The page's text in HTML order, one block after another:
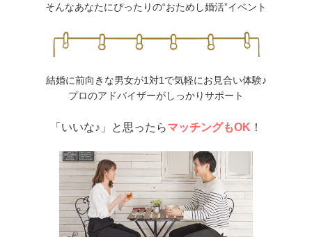
そんなあなたにぴったりの“おためし婚活”イベント
結婚に前向きな男女が1対1で気軽にお見合い体験♪
プロのアドバイザーがしっかりサポート
「いいな♪」と思ったらマッチングもOK ！